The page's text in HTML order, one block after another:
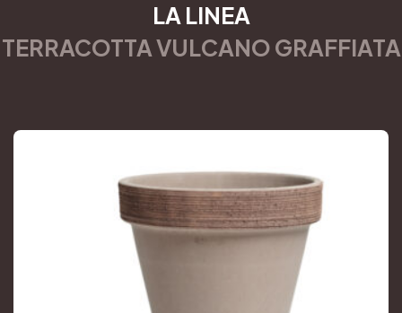
LA LINEA
TERRACOTTA VULCANO GRAFFIATA